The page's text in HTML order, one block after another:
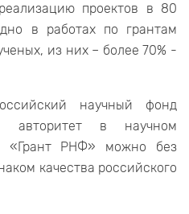
проектов в 80
в работах по грантам
из них – более 70% -
научный фонд
авторитет в научном
«Грант РНФ» можно без
качества российского